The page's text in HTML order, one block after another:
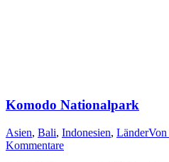
Komodo Nationalpark
Asien, Bali, Indonesien, LänderVon
Kommentare